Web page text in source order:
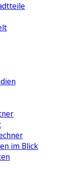
im Blick